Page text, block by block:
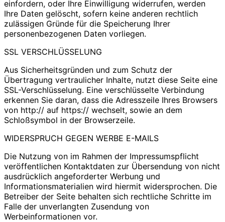
einfordern, oder Ihre Einwilligung widerrufen, werden
Ihre Daten gelöscht, sofern keine anderen rechtlich
zulässigen Gründe für die Speicherung Ihrer
personenbezogenen Daten vorliegen.
SSL VERSCHLÜSSELUNG
Aus Sicherheitsgründen und zum Schutz der
Übertragung vertraulicher Inhalte, nutzt diese Seite eine
SSL-Verschlüsselung. Eine verschlüsselte Verbindung
erkennen Sie daran, dass die Adresszeile Ihres Browsers
von http:// auf https:// wechselt, sowie an dem
Schloßsymbol in der Browserzeile.
WIDERSPRUCH GEGEN WERBE E-MAILS
Die Nutzung von im Rahmen der Impressumspflicht
veröffentlichen Kontaktdaten zur Übersendung von nicht
ausdrücklich angeforderter Werbung und
Informationsmaterialien wird hiermit widersprochen. Die
Betreiber der Seite behalten sich rechtliche Schritte im
Falle der unverlangten Zusendung von
Werbeinformationen vor.